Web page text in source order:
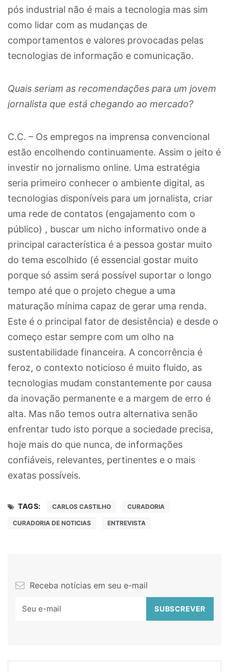
pós industrial não é mais a tecnologia mas sim
como lidar com as mudanças de
comportamentos e valores provocadas pelas
tecnologias de informação e comunicação.
Quais seriam as recomendações para um jovem
jornalista que está chegando ao mercado?
C.C. – Os empregos na imprensa convencional
estão encolhendo continuamente. Assim o jeito é
investir no jornalismo online. Uma estratégia
seria primeiro conhecer o ambiente digital, as
tecnologias disponíveis para um jornalista, criar
uma rede de contatos (engajamento com o
público) , buscar um nicho informativo onde a
principal característica é a pessoa gostar muito
do tema escolhido (é essencial gostar muito
porque só assim será possível suportar o longo
tempo até que o projeto chegue a uma
maturação mínima capaz de gerar uma renda.
Este é o principal fator de desistência) e desde o
começo estar sempre com um olho na
sustentabilidade financeira. A concorrência é
feroz, o contexto noticioso é muito fluido, as
tecnologias mudam constantemente por causa
da inovação permanente e a margem de erro é
alta. Mas não temos outra alternativa senão
enfrentar tudo isto porque a sociedade precisa,
hoje mais do que nunca, de informações
confiáveis, relevantes, pertinentes e o mais
exatas possíveis.
TAGS: CARLOS CASTILHO CURADORIA
CURADORIA DE NOTICIAS ENTREVISTA
Receba notícias em seu e-mail